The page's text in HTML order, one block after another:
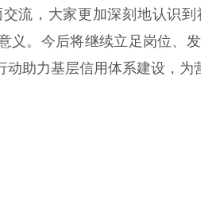
流，大家更加深刻地认识
义。今后将继续立足岗位、
助力基层信用体系建设，为